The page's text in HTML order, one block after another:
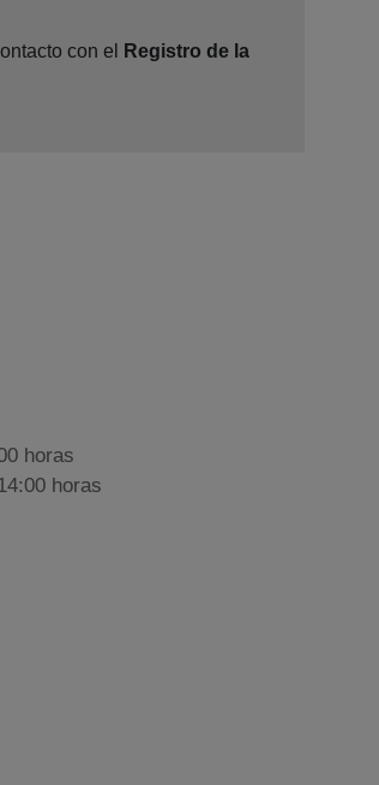
con el
Registro de la
horas
horas